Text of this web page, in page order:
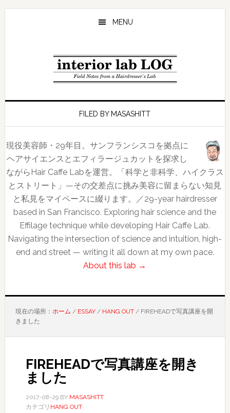
Skip
Skip
Skip
MENU
FILED BY MASASHITT
現役美容師・29年目。サンフランシスコを拠点に
ヘアサイエンスとエフィラージュカットを探求し
ながらHair Caffe Labを運営。「科学と非科学、ハイクラス
とストリート」—その交差点に挑み美容に留まらない知見
と私見をマイペースに綴ります。／29-year hairdresser
based in San Francisco. Exploring hair science and the
Effilage technique while developing Hair Caffe Lab.
Navigating the intersection of science and intuition, high-
end and street — writing it all down at my own pace.
About this lab →
現在の場所： ホーム / ESSAY / HANG OUT /FIREHEADで写真講座を開
きました
FIREHEADで写真講座を開き
ました
2017-08-29BY MASASHITT
カテゴリ HANG OUT